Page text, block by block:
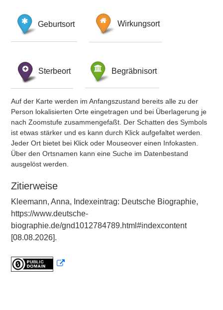
Geburtsort Wirkungsort
Sterbeort Begräbnisort
Auf der Karte werden im Anfangszustand bereits alle zu der
Person lokalisierten Orte eingetragen und bei Überlagerung je
nach Zoomstufe zusammengefaßt. Der Schatten des Symbols
ist etwas stärker und es kann durch Klick aufgefaltet werden.
Jeder Ort bietet bei Klick oder Mouseover einen Infokasten.
Über den Ortsnamen kann eine Suche im Datenbestand
ausgelöst werden.
Zitierweise
Kleemann, Anna, Indexeintrag: Deutsche Biographie,
https://www.deutsche-
biographie.de/gnd1012784789.html#indexcontent
[08.08.2026].